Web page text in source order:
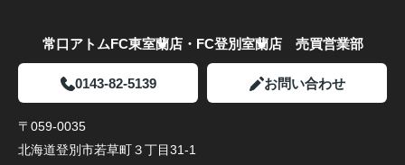
常口アトムFC東室蘭店・FC登別室蘭店 売買営業部
0143-82-5139 お問い合わせ
〒059-0035
北海道登別市若草町３丁目31-1